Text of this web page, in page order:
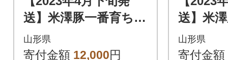
送】米澤豚一番育ち
【豚ロース味噌漬10
枚】
山形県
寄付金額 12,000円
送】米
【豚ロ
枚】
山形県
寄付金額